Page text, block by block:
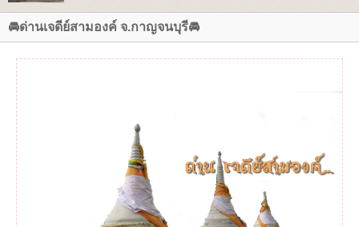
🚘ด่านเจดีย์สามองค์ จ.กาญจนบุรี🚘